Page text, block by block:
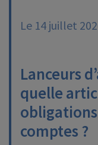
Le 14 juillet
Lanceurs
quelle
comptes ?